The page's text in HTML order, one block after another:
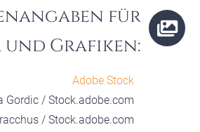
für
Grafiken:
Adobe Stock
Gordic / Stock.adobe.com
/ Stock.adobe.com